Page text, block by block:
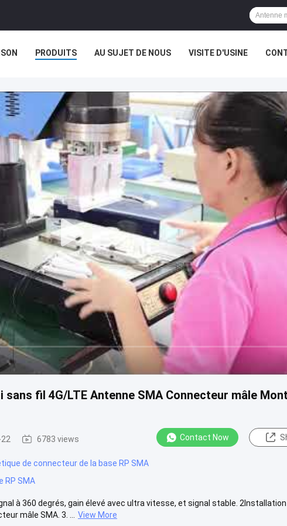
PRODUITS AU SUJET DE NOUS VISITE D'USINE
sans fil 4G/LTE Antenne SMA Connecteur mâle Mont
6783 views Contact Now
de connecteur de la base RP SMA
RP SMA
à 360 degrés, gain élevé avec ultra vitesse, et signal stable.
mâle SMA. 3. ...
View More